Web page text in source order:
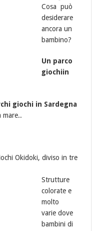
Cosa può
desiderare
ancora un
bambino?
Un parco
giochiin
giochi in Sardegna
mare..
Okidoki, diviso in tre
Strutture
colorate e
molto
varie dove
bambini di